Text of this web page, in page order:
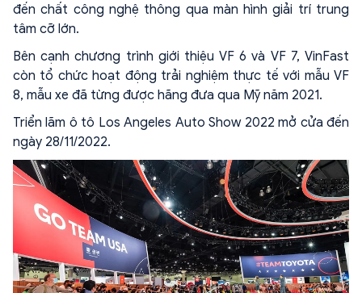
đến chất công nghệ thông qua màn hình giải trí trung
tâm cỡ lớn.
Bên cạnh chương trình giới thiệu VF 6 và VF 7, VinFast
còn tổ chức hoạt động trải nghiệm thực tế với mẫu VF
8, mẫu xe đã từng được hãng đưa qua Mỹ năm 2021.
Triển lãm ô tô Los Angeles Auto Show 2022 mở cửa đến
ngày 28/11/2022.